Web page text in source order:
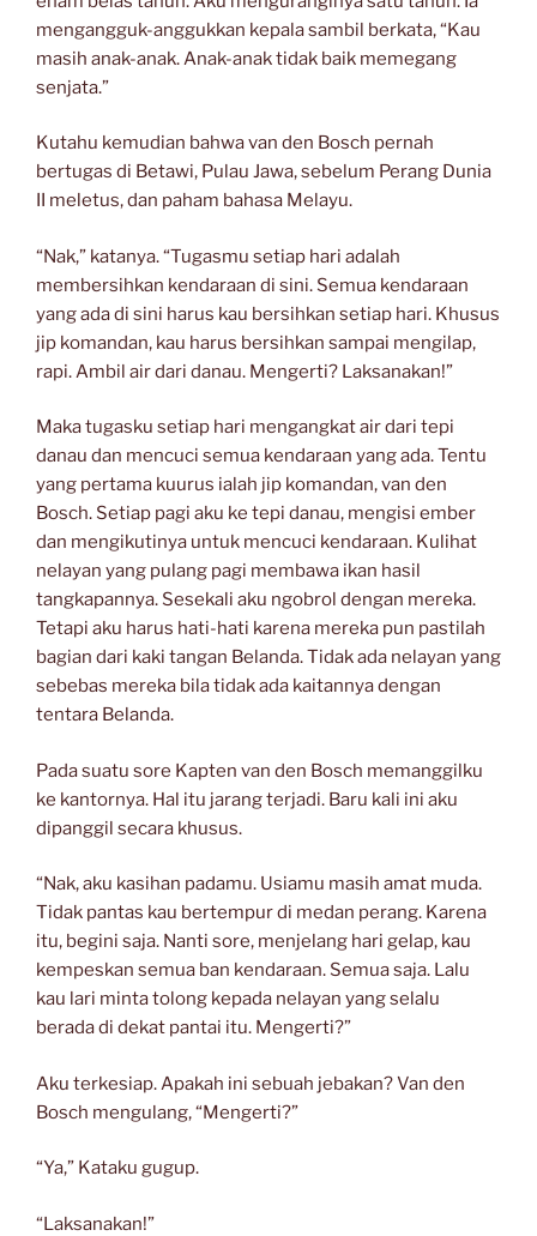
mengangguk-anggukkan kepala sambil berkata, “Kau
masih anak-anak. Anak-anak tidak baik memegang
senjata.”
Kutahu kemudian bahwa van den Bosch pernah
bertugas di Betawi, Pulau Jawa, sebelum Perang Dunia
II meletus, dan paham bahasa Melayu.
“Nak,” katanya. “Tugasmu setiap hari adalah
membersihkan kendaraan di sini. Semua kendaraan
yang ada di sini harus kau bersihkan setiap hari. Khusus
jip komandan, kau harus bersihkan sampai mengilap,
rapi. Ambil air dari danau. Mengerti? Laksanakan!”
Maka tugasku setiap hari mengangkat air dari tepi
danau dan mencuci semua kendaraan yang ada. Tentu
yang pertama kuurus ialah jip komandan, van den
Bosch. Setiap pagi aku ke tepi danau, mengisi ember
dan mengikutinya untuk mencuci kendaraan. Kulihat
nelayan yang pulang pagi membawa ikan hasil
tangkapannya. Sesekali aku ngobrol dengan mereka.
Tetapi aku harus hati-hati karena mereka pun pastilah
bagian dari kaki tangan Belanda. Tidak ada nelayan yang
sebebas mereka bila tidak ada kaitannya dengan
tentara Belanda.
Pada suatu sore Kapten van den Bosch memanggilku
ke kantornya. Hal itu jarang terjadi. Baru kali ini aku
dipanggil secara khusus.
“Nak, aku kasihan padamu. Usiamu masih amat muda.
Tidak pantas kau bertempur di medan perang. Karena
itu, begini saja. Nanti sore, menjelang hari gelap, kau
kempeskan semua ban kendaraan. Semua saja. Lalu
kau lari minta tolong kepada nelayan yang selalu
berada di dekat pantai itu. Mengerti?”
Aku terkesiap. Apakah ini sebuah jebakan? Van den
Bosch mengulang, “Mengerti?”
“Ya,” Kataku gugup.
“Laksanakan!”